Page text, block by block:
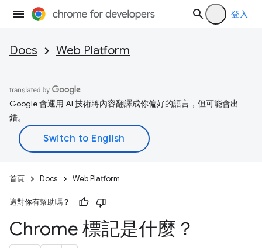
登入
Docs Web Platform
Google 會運用 AI 技術將內容翻譯成你偏好的語言，但可能會出
錯。
首頁 Docs Web Platform
這對你有幫助嗎？
Chrome 標記是什麼？